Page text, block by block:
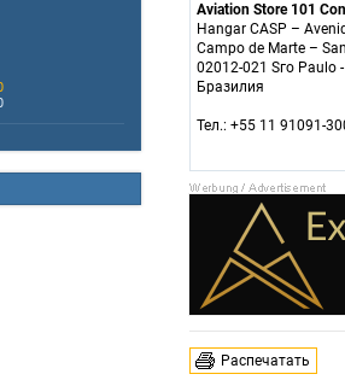
Aviation Store 101
Hangar CASP –
Campo de Marte –
02012-021 Sгo Paulo -
Бразилия
Тел.: +55 11 91091-
Распечатать